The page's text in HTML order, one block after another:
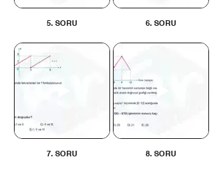
5. SORU 6. SORU
7. SORU 8. SORU